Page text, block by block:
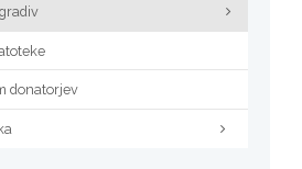
donatorjev